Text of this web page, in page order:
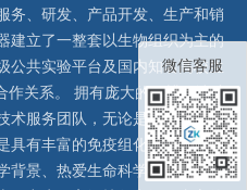
务、研发、产品开发、生产和销
建立了一整套以生物组织为主的
公共实验平台及国内知名高校生
作关系。 拥有庞大的石蜡、冰冻
术服务团队，无论是形态病理学
具有丰富的免疫组化实验经验，
背景、热爱生命科学研究的留美
微信客服